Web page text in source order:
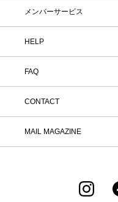
メンバーサービス
HELP
FAQ
CONTACT
MAIL MAGAZINE